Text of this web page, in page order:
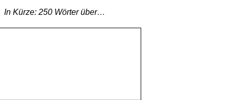
In Kürze: 250 Wörter über…